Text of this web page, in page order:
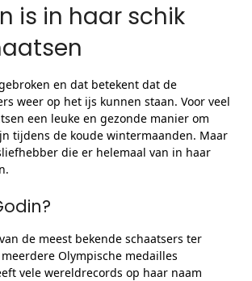
is in haar schik
en dat betekent dat de
weer op het ijs kunnen staan. Voor veel
een leuke en gezonde manier om
tijdens de koude wintermaanden. Maar
die er helemaal van in haar
de meest bekende schaatsers ter
Olympische medailles
vele wereldrecords op haar naam